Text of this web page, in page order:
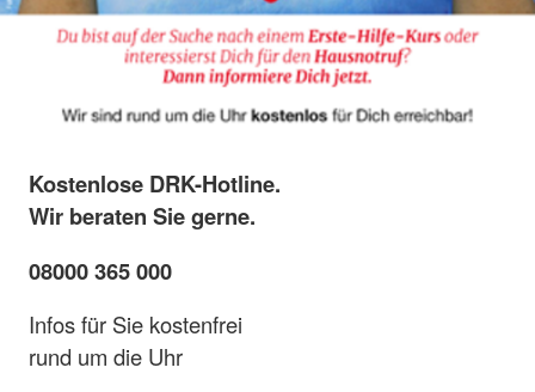
Kostenlose DRK-Hotline.
Wir beraten Sie gerne.
08000 365 000
Infos für Sie kostenfrei
rund um die Uhr